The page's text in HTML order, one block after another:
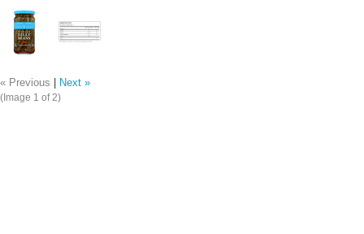
« Previous
Next »
(Image 1 of 2)